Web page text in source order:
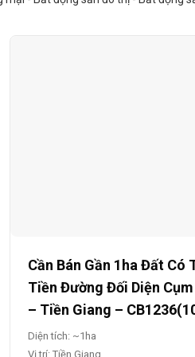
Cần Bán Gần 1ha Đất Có
Tiền Đường Đối Diện
– Tiền Giang –
Diện tích: ~1ha
Vị trí: Tiền Giang